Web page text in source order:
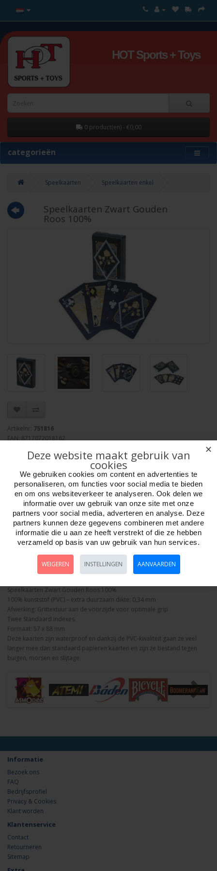
HOT Sports + Toys
0 product(en) - €0,00
categorieën
Speelkaarten Speelkaarten enkel
Speelkaarten Zwart Gouden
Roos 100%
Artikelnr: 751816
EAN: 8717072018162
Minimum afname: 1
Aantal
Bestellen
Omschrijving Foto hoge resolutie Details
Speelkaarten Zwart Gouden Roos 100%
100% kunststof (PVC) – extra duurzaam dikte: 0,34 mm
Afwerking: Grittextuur aan de voorzijde voor optimale grip
Twee Standaard indexes.
Formaat: 57 x 88 mm
Deze kaarten zijn waterproof en dankzij de PVC-kwaliteit gaan ze veel
langer mee dan standaard papieren kaarten en zijn ze bestand tegen
buigen, morsen en slijtage.
Informatie
Bezoek ons
FAQ
Bedrijfsprofiel
Privacy & Cookies
Klant worden
Klantenservice
Contact
Retourneren
Sitemap
✕
Deze website maakt gebruik van
cookies
We gebruiken cookies om content en advertenties te
personaliseren, om functies voor social media te bieden
en om ons websiteverkeer te analyseren. Ook delen we
informatie over uw gebruik van onze site met onze
partners voor social media, adverteren en analyse. Deze
partners kunnen deze gegevens combineren met andere
informatie die u aan ze heeft verstrekt of die ze hebben
verzameld op basis van uw gebruik van hun services.
WEIGEREN INSTELLINGEN AANVAARDEN